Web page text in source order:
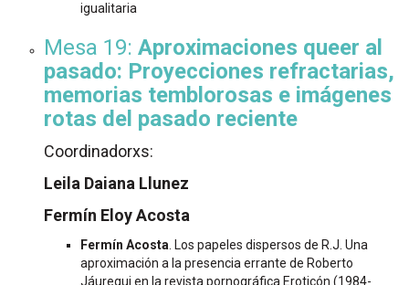
igualitaria
Mesa 19: Aproximaciones queer al
pasado: Proyecciones refractarias,
memorias temblorosas e imágenes
rotas del pasado reciente
Coordinadorxs:
Leila Daiana Llunez
Fermín Eloy Acosta
Fermín Acosta. Los papeles dispersos de R.J. Una
aproximación a la presencia errante de Roberto
Jáuregui en la revista pornográfica Eroticón (1984-